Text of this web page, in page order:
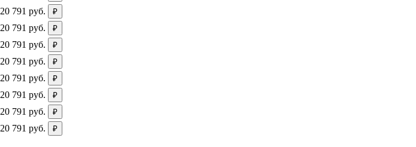
20 791 руб. ₽
20 791 руб. ₽
20 791 руб. ₽
20 791 руб. ₽
20 791 руб. ₽
20 791 руб. ₽
20 791 руб. ₽
20 791 руб.
₽